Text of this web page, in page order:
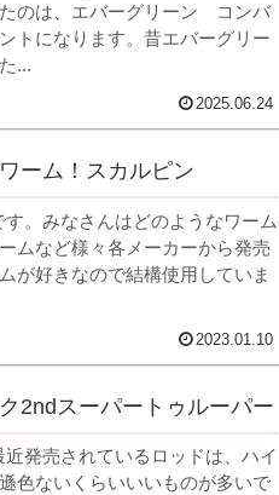
のは、エバーグリーン コンバ
になります。昔エバーグリー
...
2025.06.24
ーム！スカルピン
。みなさんはどのようなワーム
ムなど様々各メーカーから発売
が好きなので結構使用していま
2023.01.10
2ndスーパートゥルーパー
発売されているロッドは、ハイ
色ないくらいいいものが多いで